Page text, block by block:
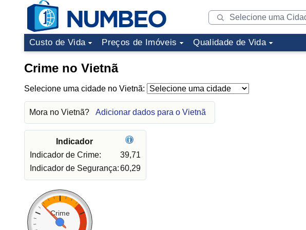
Custo de Vida Preços de Imóveis Qualidade de Vida
Crime no Vietnã
Selecione uma cidade no Vietnã:
Mora no Vietnã? Adicionar dados para o Vietnã
Indicador
Indicador de Crime:
39,71
Indicador de Segurança:60,29
Crime